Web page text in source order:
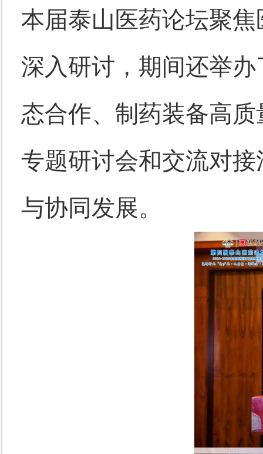
本届泰山医药论坛聚
深入研讨，期间还举
态合作、制药装备高
专题研讨会和交流对
与协同发展。